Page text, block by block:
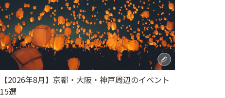
【2026年8月】京都・大阪・神戸周辺のイベント
15選